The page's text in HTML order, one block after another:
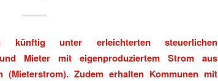
künftig unter erleichterten steuerlichen
Mieter mit eigenproduziertem Strom aus
(Mieterstrom). Zudem erhalten Kommunen mit